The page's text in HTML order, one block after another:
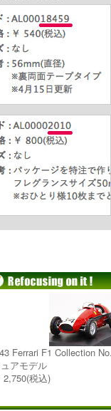
Ferrari F1 Collection
アモデル
2,750(税込)